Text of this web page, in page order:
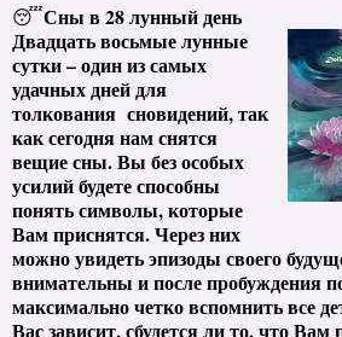
😴Сны в 28 лунный день
Двадцать восьмые лунные
сутки – один из самых
удачных дней для
толкования сновидений, так
как сегодня нам снятся
вещие сны. Вы без особых
усилий будете способны
понять символы, которые
Вам приснятся. Через них
можно увидеть эпизоды своего
внимательны и после пробуждения
максимально четко вспомнить все
Вас зависит, сбудется ли то, что